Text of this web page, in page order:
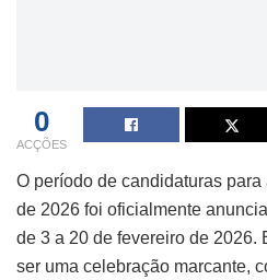
0
ACÇÕES
O período de candidaturas
de 2026 foi oficialmente
de 3 a 20 de fevereiro de 2026.
ser uma celebração marcante,